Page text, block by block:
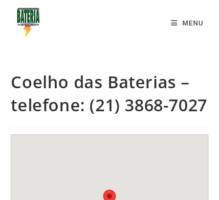
MENU
Coelho das Baterias –
telefone: (21) 3868-7027